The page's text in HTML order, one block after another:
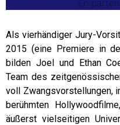
En
Als vierhändiger Jury-
2015 (eine Premiere in
bilden Joel und Ethan
Team des
voll Zwangsvorstellungen,
berühmten
äußerst vielseitigen